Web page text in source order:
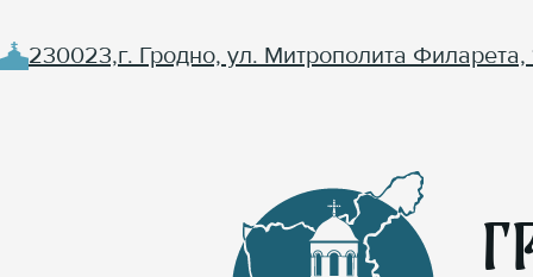
230023,г. Гродно, ул. Митрополита Филарета,